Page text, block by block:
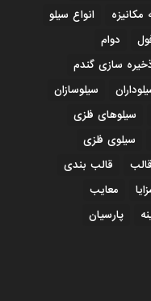
مکانیزه
انواع سیلو
دوام
سازی گندم
سیلوسازان
سیلوهای فلزی
سیلوی فلزی
قالب
قالب بندی
معایب
پارسیان